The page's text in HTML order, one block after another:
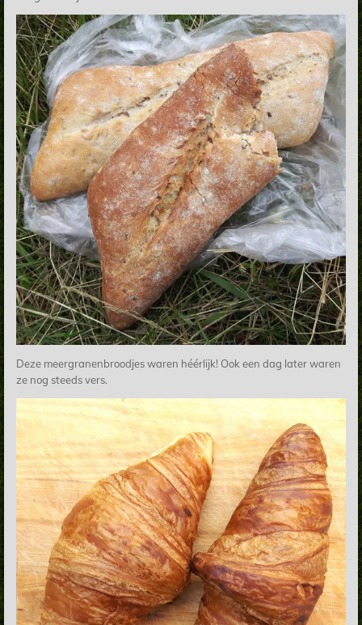
Deze meergranenbroodjes waren héérlijk! Ook een dag later waren
ze nog steeds vers.